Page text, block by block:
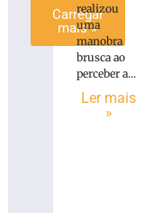
Carregar
mais »
realizou
uma
manobra
brusca ao
perceber a...
Ler mais
»